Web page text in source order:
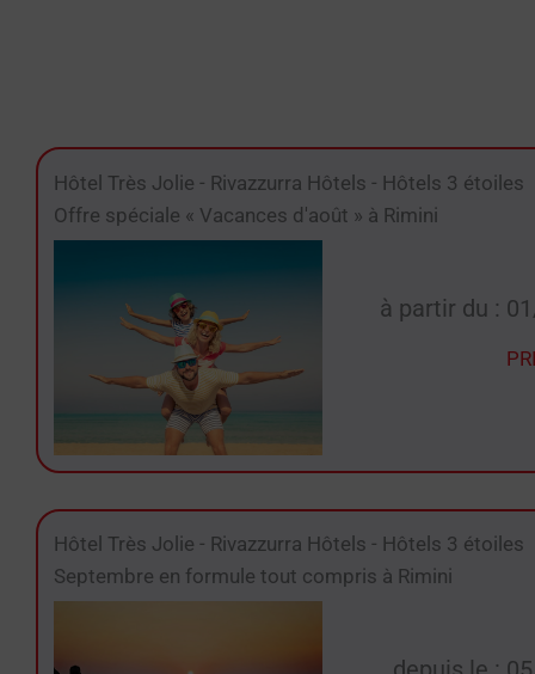
Hôtel Très Jolie - Rivazzurra Hôtels - Hôtels 3 étoiles
Offre spéciale « Vacances d'août » à Rimini
à partir du :
Hôtel Très Jolie - Rivazzurra Hôtels - Hôtels 3 étoiles
Septembre en formule tout compris à Rimini